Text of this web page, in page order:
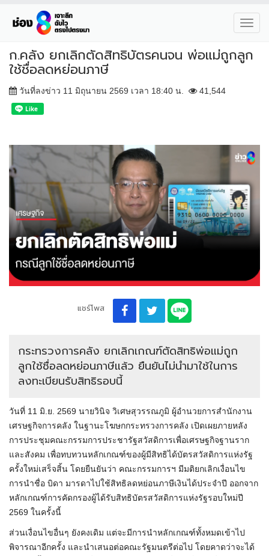
ก.คลัง ยกเลิกตัดสิทธิบัตรคนจน พ่อแม่ถูกลูก
ใช้ชื่อลดหย่อนภาษี
วันที่ลงข่าว 11 มิถุนายน 2569 เวลา 18:40 น. 41,544
แชร์โพส
กระทรวงการคลัง ยกเลิกเกณฑ์ตัดสิทธิพ่อแม่ถูก
ลูกใช้ชื่อลดหย่อนภาษีแล้ว ยืนยันไม่นำมาใช้ในการ
ลงทะเบียนรับสิทธิรอบนี้
วันที่ 11 มิ.ย. 2569 นายวินิจ วิเศษสุวรรณภูมิ ผู้อำนวยการสำนักงาน
เศรษฐกิจการคลัง ในฐานะโฆษกกระทรวงการคลัง เปิดเผยภายหลัง
การประชุมคณะกรรมการประชารัฐสวัสดิการเพื่อเศรษฐกิจฐานราก
และสังคม เพื่อทบทวนหลักเกณฑ์ของผู้มีสิทธิได้บัตรสวัสดิการแห่งรัฐ
ครั้งใหม่เสร็จสิ้น โดยยืนยันว่า คณะกรรมการฯ มีมติยกเลิกเงื่อนไข
การนำชื่อ บิดา มารดาไปใช้สิทธิลดหย่อนภาษีเงินได้ประจำปี ออกจาก
หลักเกณฑ์การคัดกรองผู้ได้รับสิทธิบัตรสวัสดิการแห่งรัฐรอบใหม่ปี
2569 ในครั้งนี้
ส่วนเงื่อนไขอื่นๆ ยังคงเดิม แต่จะมีการนำหลักเกณฑ์ทั้งหมดเข้าไป
พิจารณาอีกครั้ง และนำเสนอต่อคณะรัฐมนตรีต่อไป โดยคาดว่าจะได้